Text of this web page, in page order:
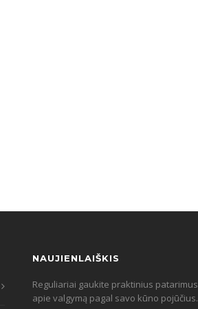
NAUJIENLAIŠKIS
Reguliariai gaukite praktinius patarimus
apie valgymą pagal savo kūno pojūčius.